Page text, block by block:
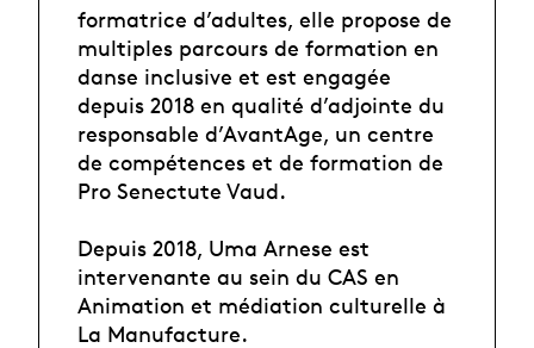
formatrice d’adultes, elle propose de
multiples parcours de formation en
danse inclusive et est engagée
depuis 2018 en qualité d’adjointe du
responsable d’AvantAge, un centre
de compétences et de formation de
Pro Senectute Vaud.
Depuis 2018, Uma Arnese est
intervenante au sein du CAS en
Animation et médiation culturelle à
La Manufacture.